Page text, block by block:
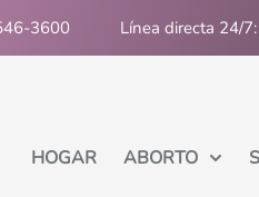
3600 Línea directa 24/
HOGAR ABORTO